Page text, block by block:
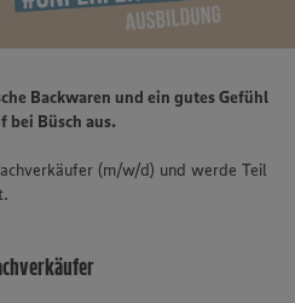
Backwaren und ein gutes Gefühl
bei Büsch aus.
(m/w/d) und werde Teil